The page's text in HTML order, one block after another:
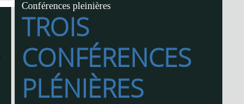
Conférences pleinières
TROIS
CONFÉRENCES
PLÉNIÈRES